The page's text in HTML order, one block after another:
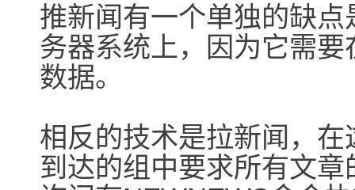
推新闻有一个单独的缺
务器系统上，因为它需
数据。
相反的技术是拉新闻，
到达的组中要求所有文